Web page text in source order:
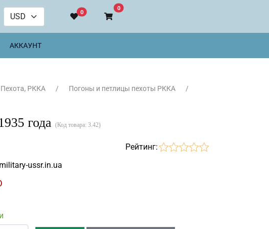
язык
0
0В корзину
АККАУНТ
Пехота, РККА
Погоны и петлицы пехоты РККА
года (Код товара: 3.42)
Рейтинг:
military-ussr.in.ua